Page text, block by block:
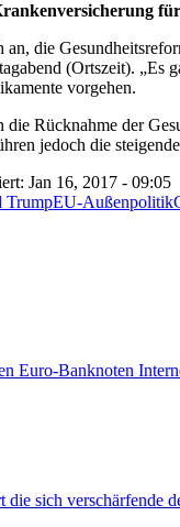
die
(Ortszeit).
vorgehen.
Rücknahme der
jedoch die
Jan 16, 2017 - 09:05
TrumpEU-Außenpolitik
Euro-Banknoten
die sich verschärfende